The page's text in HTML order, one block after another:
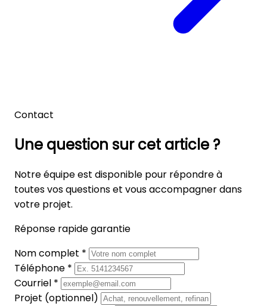
Contact
Une question sur cet article ?
Notre équipe est disponible pour répondre à
toutes vos questions et vous accompagner dans
votre projet.
Réponse rapide garantie
Nom complet *
Téléphone *
Courriel *
Projet (optionnel)